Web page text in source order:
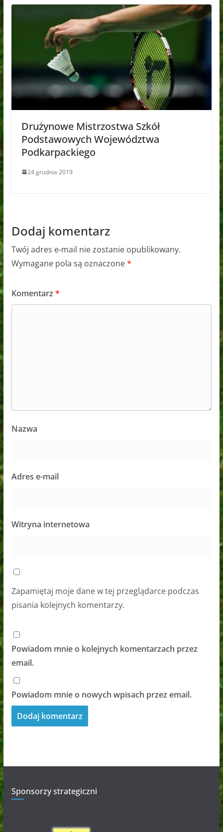
Drużynowe Mistrzostwa Szkół
Podstawowych Województwa
Podkarpackiego
24 grudnia 2019
Dodaj komentarz
Twój adres e-mail nie zostanie opublikowany.
Wymagane pola są oznaczone*
Komentarz *
Nazwa
Adres e-mail
Witryna internetowa
Zapamiętaj moje dane w tej przeglądarce podczas
pisania kolejnych komentarzy.
Powiadom mnie o kolejnych komentarzach przez
email.
Powiadom mnie o nowych wpisach przez email.
Sponsorzy strategiczni